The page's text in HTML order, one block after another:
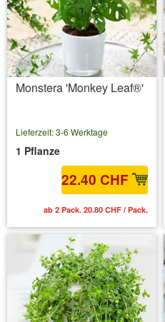
Monstera 'Monkey Leaf®'
Lieferzeit: 3-6 Werktage
1 Pflanze
22.40 CHF
ab 2 Pack. 20.80 CHF / Pack.